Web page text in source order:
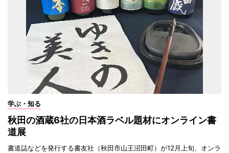
学ぶ・知る
秋田の酒蔵6社の日本酒ラベル題材にオンライン書
道展
書道誌などを発行する書友社（秋田市山王沼田町）が12月上旬、オンラ